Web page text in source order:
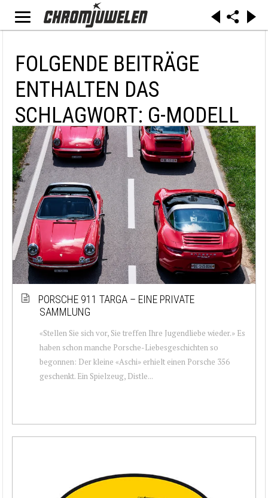
FOLGENDE BEITRÄGE
ENTHALTEN DAS
SCHLAGWORT: G-MODELL
PORSCHE 911 TARGA – EINE PRIVATE
SAMMLUNG
«Stellen Sie sich vor, Sie treffen Ihre Jugendliebe wieder.» Es
haben schon manche Porsche-Liebesgeschichten so
begonnen: Der kleine «Aschi» erhielt einen Porsche 356
geschenkt. Ein Spielzeug, Distle...